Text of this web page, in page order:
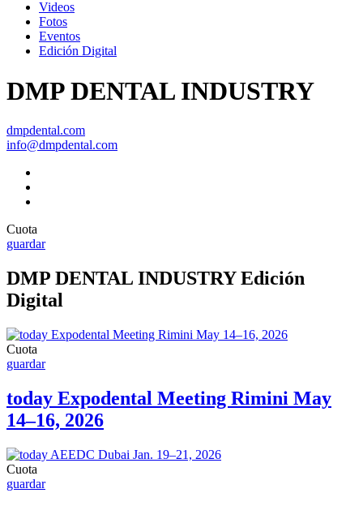
Videos
Fotos
Eventos
Edición Digital
DMP DENTAL INDUSTRY
dmpdental.com
info@dmpdental.com
Cuota
guardar
DMP DENTAL INDUSTRY Edición
Digital
Cuota
guardar
today Expodental Meeting Rimini May
14–16, 2026
Cuota
guardar